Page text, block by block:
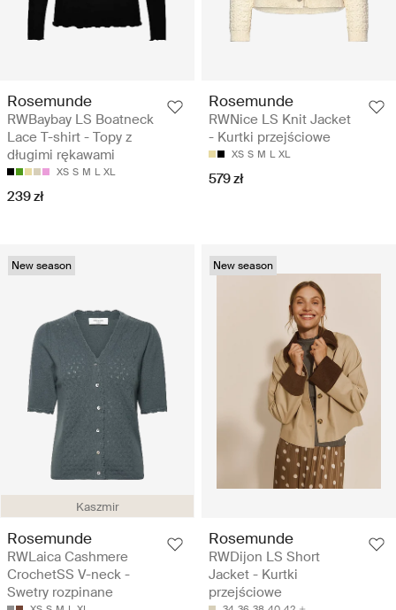
Rosemunde
RWBaybay LS Boatneck
Lace T-shirt - Topy z
długimi rękawami
XS S M L XL
239 zł
Rosemunde
RWNice LS Knit Jacket
- Kurtki przejściowe
XS S M L XL
579 zł
Kaszmir
New season
Rosemunde
RWLaica Cashmere
CrochetSS V-neck -
Swetry rozpinane
New season
Rosemunde
RWDijon LS Short
Jacket - Kurtki
przejściowe